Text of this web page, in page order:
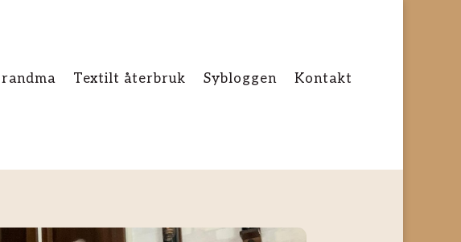
Textilt återbruk Sybloggen Kontakt